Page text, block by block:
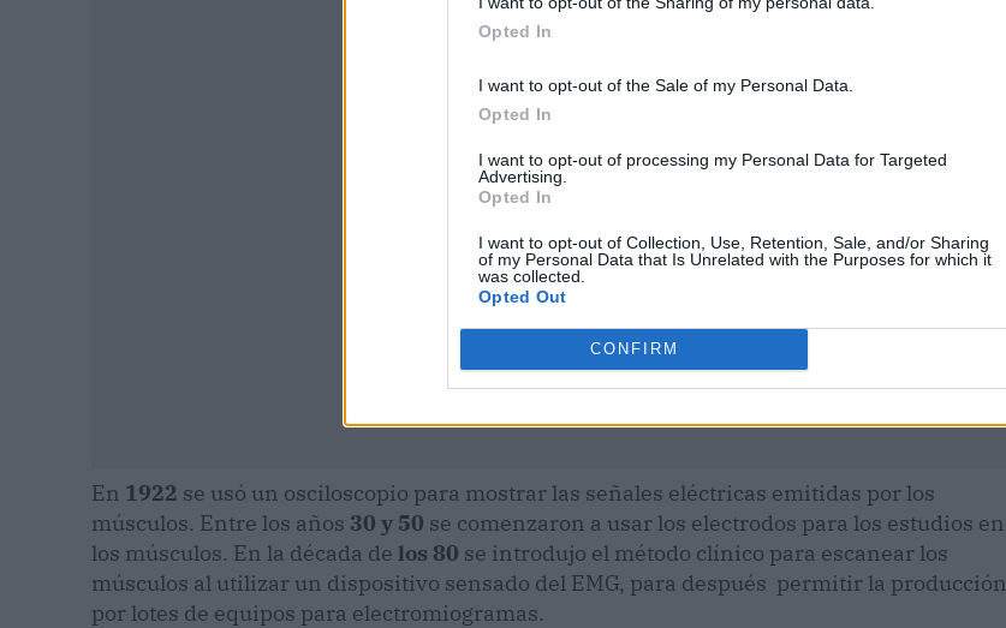
Opted In
I want to opt-out of the Sale of my Personal Data.
Opted In
I want to opt-out of processing my Personal Data for Targeted
Advertising.
Opted In
I want to opt-out of Collection, Use, Retention, Sale, and/or Sharing
of my Personal Data that Is Unrelated with the Purposes for which it
was collected.
Opted Out
CONFIRM
Publicidad
En 1922 se usó un osciloscopio para mostrar las señales eléctricas emitidas por los
músculos. Entre los años 30 y 50 se comenzaron a usar los electrodos para los estudios en
los músculos. En la década de los 80 se introdujo el método clínico para escanear los
músculos al utilizar un dispositivo sensado del EMG, para después permitir la producción
por lotes de equipos para electromiogramas.